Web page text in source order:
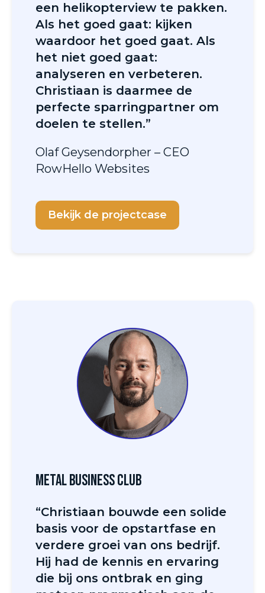
een helikopterview te pakken.
Als het goed gaat: kijken
waardoor het goed gaat. Als
het niet goed gaat:
analyseren en verbeteren.
Christiaan is daarmee de
perfecte sparringpartner om
doelen te stellen.”
Olaf Geysendorpher – CEO
RowHello Websites
Bekijk de projectcase
Metal Business Club
“Christiaan bouwde een solide
basis voor de opstartfase en
verdere groei van ons bedrijf.
Hij had de kennis en ervaring
die bij ons ontbrak en ging